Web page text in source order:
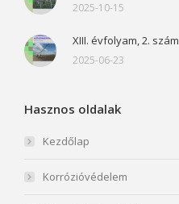
2025-10-15
XIII. évfolyam, 2. szám
2025-06-23
Hasznos oldalak
Kezdőlap
Korrózióvédelem